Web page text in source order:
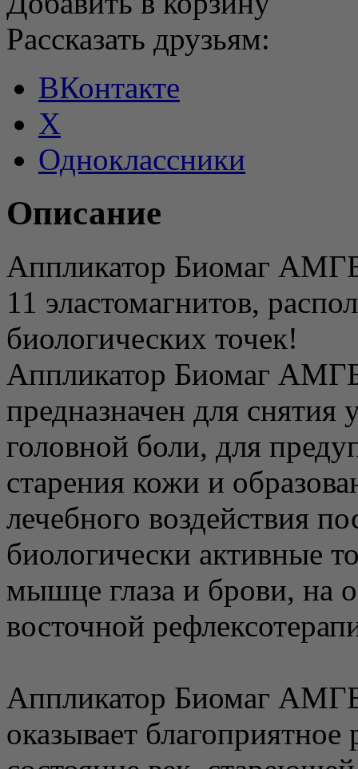
Рассказать друзьям:
ВКонтакте
X
Одноклассники
Описание
Аппликатор Биомаг
11 эластомагнитов,
биологических точек!
Аппликатор Биомаг
предназначен для снятия
головной боли, для
старения кожи и
лечебного воздействия
биологически активные
мышце глаза и брови, на
восточной
Аппликатор Биомаг
оказывает